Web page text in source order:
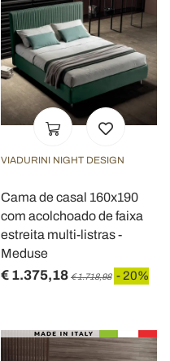
VIADURINI NIGHT DESIGN
Cama de casal 160x190
com acolchoado de faixa
estreita multi-listras -
Meduse
€ 1.375,18 € 1.718,98 - 20%